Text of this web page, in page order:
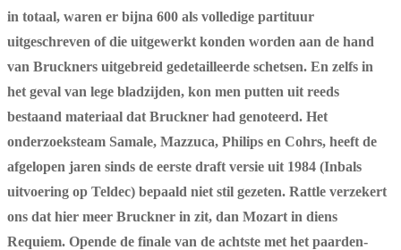
in totaal, waren er bijna 600 als volledige partituur
uitgeschreven of die uitgewerkt konden worden aan de hand
van Bruckners uitgebreid gedetailleerde schetsen. En zelfs in
het geval van lege bladzijden, kon men putten uit reeds
bestaand materiaal dat Bruckner had genoteerd. Het
onderzoeksteam Samale, Mazzuca, Philips en Cohrs, heeft de
afgelopen jaren sinds de eerste draft versie uit 1984 (Inbals
uitvoering op Teldec) bepaald niet stil gezeten. Rattle verzekert
ons dat hier meer Bruckner in zit, dan Mozart in diens
Requiem. Opende de finale van de achtste met het paarden-